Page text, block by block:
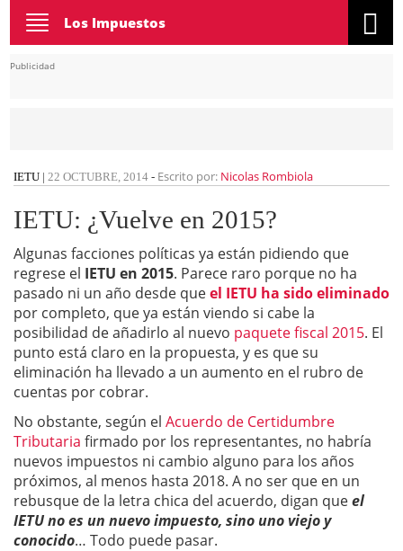
Toggle
navigation
Los Impuestos
Publicidad
IETU | 22 OCTUBRE, 2014 - Escrito por: Nicolas Rombiola
IETU: ¿Vuelve en 2015?
Algunas facciones políticas ya están pidiendo que
regrese el IETU en 2015. Parece raro porque no ha
pasado ni un año desde queel IETU ha sido eliminado
por completo, que ya están viendo si cabe la
posibilidad de añadirlo al nuevo paquete fiscal 2015. El
punto está claro en la propuesta, y es que su
eliminación ha llevado a un aumento en el rubro de
cuentas por cobrar.
No obstante, según el Acuerdo de Certidumbre
Tributaria firmado por los representantes, no habría
nuevos impuestos ni cambio alguno para los años
próximos, al menos hasta 2018. A no ser que en un
rebusque de la letra chica del acuerdo, digan queel
IETU no es un nuevo impuesto, sino uno viejo y
conocido… Todo puede pasar.